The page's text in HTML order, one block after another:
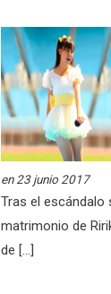
en 23 junio 2017
Tras el escándalo
matrimonio de
de […]